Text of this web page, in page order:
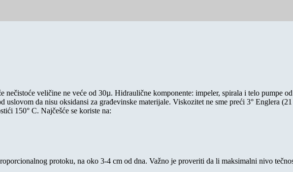
nečistoće veličine ne veće od 30µ. Hidraulične komponente: impeler, spirala i telo pumpe
uslovom da nisu oksidansi za građevinske materijale. Viskozitet ne sme preći 3° Englera
150° C. Najčešće se koriste na:
protoku, na oko 3-4 cm od dna. Važno je proveriti da li maksimalni nivo